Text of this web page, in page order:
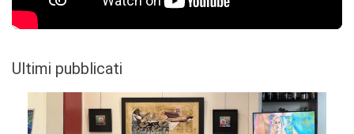
Ultimi pubblicati